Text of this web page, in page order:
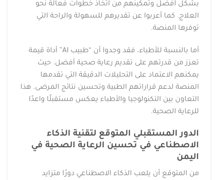
بشكل أفضل وتمكينهم من اتخاذ خطوات فعالة نحو
العلاج. كما أعربوا عن تقديرهم للسهولة والراحة التي
توفرها المنصة.
أما بالنسبة للأطباء، فقد وجدوا أن “طبيب AI” أداة قيمة
تعزز من قدرتهم على تقديم رعاية صحية أفضل. حيث
يمكنهم الاعتماد على التحليلات الدقيقة التي تقدمها
المنصة لدعم قراراتهم الطبية وتحسين نتائج المرضى. هذا
التعاون بين التكنولوجيا والأطباء يعكس مستقبلًا واعدًا
للرعاية الصحية.
الدور المستقبلي المتوقع لتقنية الذكاء
الاصطناعي في تحسين الرعاية الصحية في
اليمن
من المتوقع أن يلعب الذكاء الاصطناعي دورًا متزايد